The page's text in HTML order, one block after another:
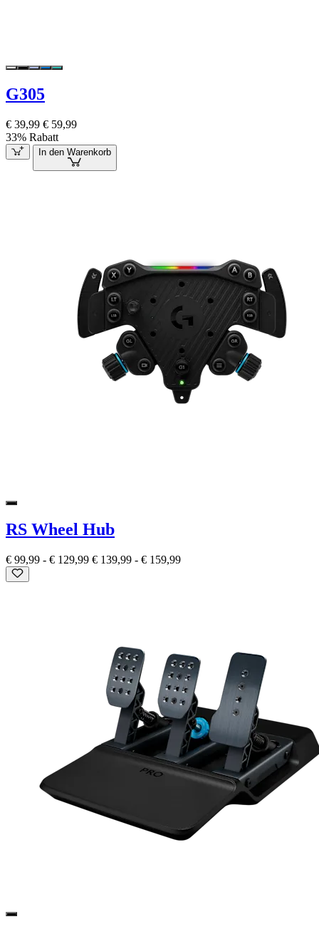
G305
€ 39,99 € 59,99
33% Rabatt
In den Warenkorb
RS Wheel Hub
€ 99,99 - € 129,99 € 139,99 - € 159,99